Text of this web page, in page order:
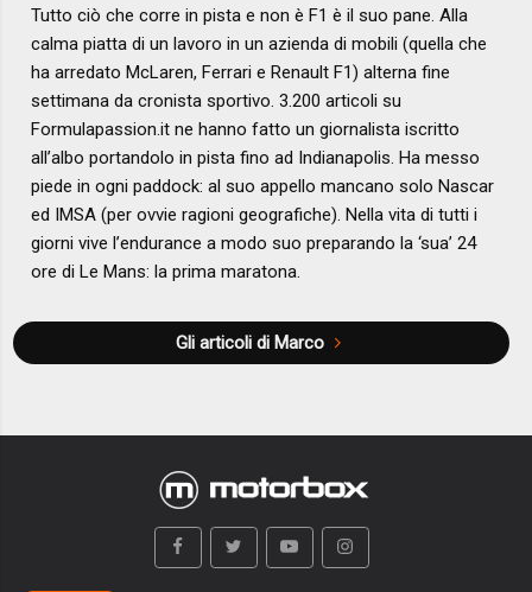
Tutto ciò che corre in pista e non è F1 è il suo pane. Alla
calma piatta di un lavoro in un azienda di mobili (quella che
ha arredato McLaren, Ferrari e Renault F1) alterna fine
settimana da cronista sportivo. 3.200 articoli su
Formulapassion.it ne hanno fatto un giornalista iscritto
all’albo portandolo in pista fino ad Indianapolis. Ha messo
piede in ogni paddock: al suo appello mancano solo Nascar
ed IMSA (per ovvie ragioni geografiche). Nella vita di tutti i
giorni vive l’endurance a modo suo preparando la ‘sua’ 24
ore di Le Mans: la prima maratona.
Gli articoli di Marco